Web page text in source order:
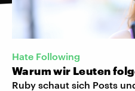
Hate Following
Warum wir Leuten
Ruby schaut sich Posts